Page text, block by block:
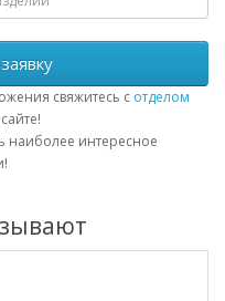
свяжитесь с отделом
наиболее интересное